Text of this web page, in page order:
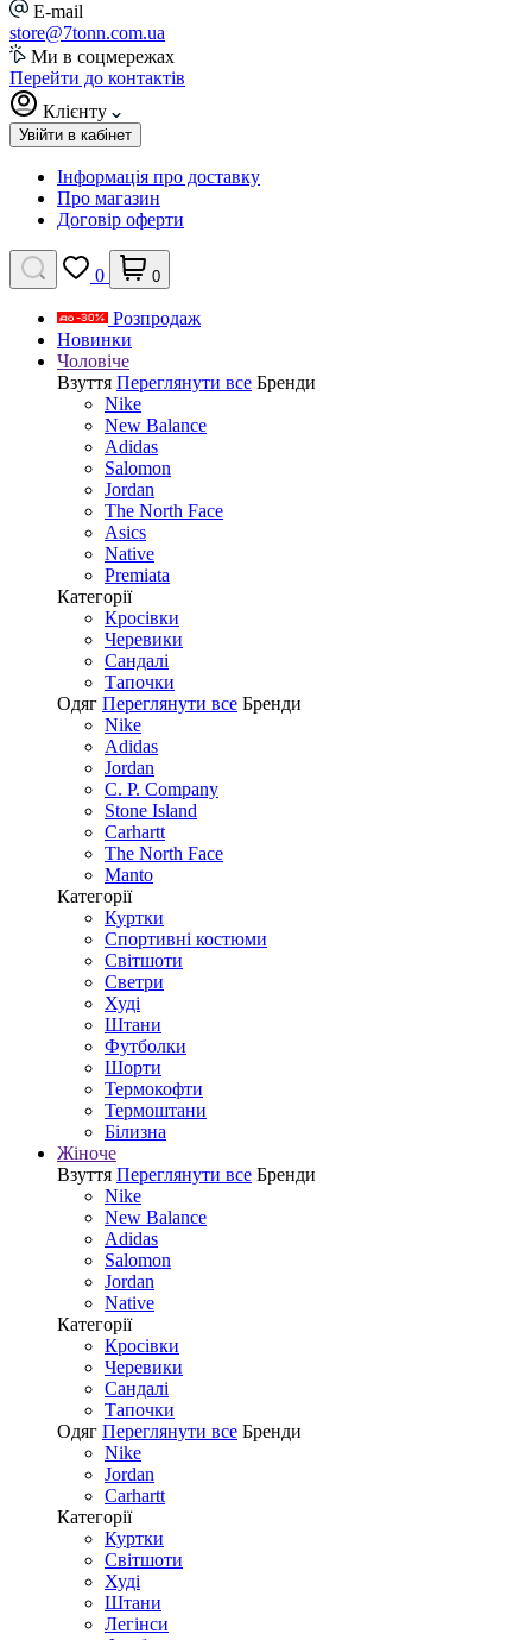
E-mail
store@7tonn.com.ua
Ми в соцмережах
Перейти до контактів
Клієнту
Увійти в кабінет
Інформація про доставку
Про магазин
Договір оферти
0 0
Розпродаж
Новинки
Чоловіче
Взуття Переглянути все Бренди
Nike
New Balance
Adidas
Salomon
Jordan
The North Face
Asics
Native
Premiata
Категорії
Кросівки
Черевики
Сандалі
Tапочки
Одяг Переглянути все Бренди
Nike
Adidas
Jordan
C. P. Company
Stone Island
Carhartt
The North Face
Manto
Категорії
Куртки
Спортивні костюми
Світшоти
Светри
Худі
Штани
Футболки
Шорти
Термокофти
Термоштани
Білизна
Жіноче
Взуття Переглянути все Бренди
Nike
New Balance
Adidas
Salomon
Jordan
Native
Категорії
Кросівки
Черевики
Сандалі
Tапочки
Одяг Переглянути все Бренди
Nike
Jordan
Carhartt
Категорії
Куртки
Світшоти
Худі
Штани
Легінси